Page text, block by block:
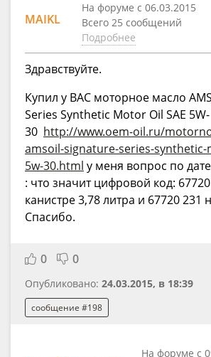
MAIKL
На форуме с 06.03.2015
Всего 25 сообщений
Подробнее
Здравcтвуйте.
Купил у ВАС моторное масло
Series Synthetic Motor Oil SAE 5W-
30 http://www.oem-oil.ru/
amsoil-signature-series-
5w-30.html у меня вопрос по
: что значит цифровой код:
канистре 3,78 литра и 67720 231
Спасибо.
0 0
Опубликовано: 24.03.2015, в 18:39
сообщение #198
На форуме с